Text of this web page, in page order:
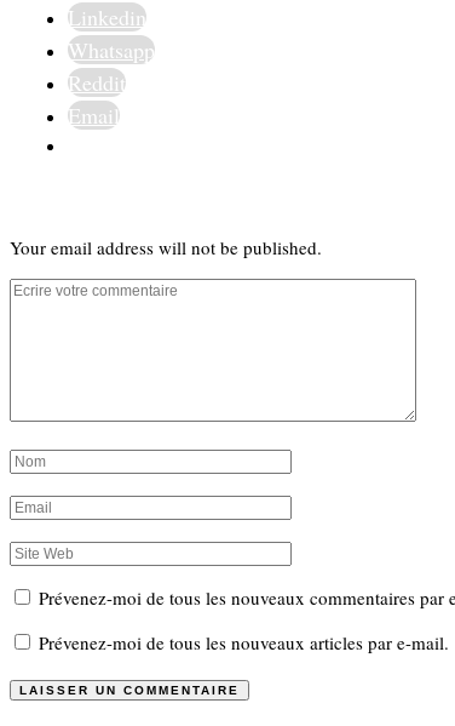
Linkedin
Whatsapp
Reddit
Email
Your email address will not be published.
Prévenez-moi de tous les nouveaux commentaires par
Prévenez-moi de tous les nouveaux articles par e-mail.